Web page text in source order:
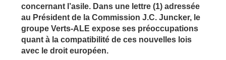
concernant l’asile. Dans une lettre (1) adressée
au Président de la Commission J.C. Juncker, le
groupe Verts-ALE expose ses préoccupations
quant à la compatibilité de ces nouvelles lois
avec le droit européen.